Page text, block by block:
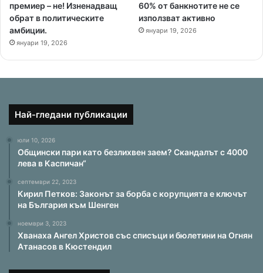
премиер – не! Изненадващ
обрат в политическите
амбиции.
януари 19, 2026
60% от банкнотите не се
използват активно
януари 19, 2026
Най-гледани публикации
юли 10, 2026
Общински пари като безлихвен заем? Скандалът с 4000
лева в Каспичан“
септември 22, 2023
Кирил Петков: Законът за борба с корупцията е ключът
на България към Шенген
ноември 3, 2023
Хванаха Ангел Христов със списъци и бюлетини на Огнян
Атанасов в Кюстендил